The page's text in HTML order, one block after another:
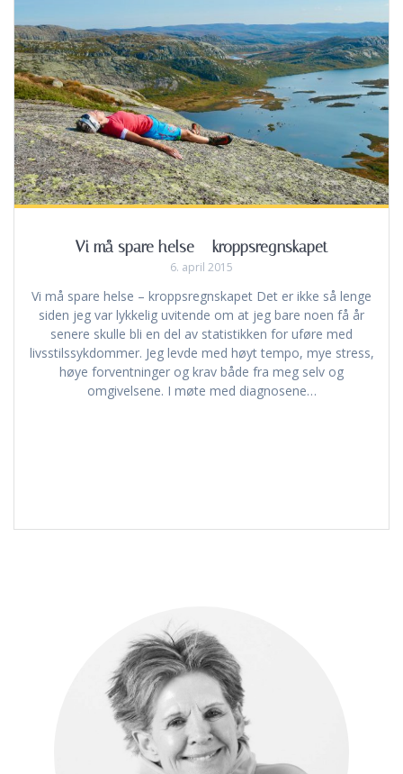
Vi må spare helse – kroppsregnskapet
6. april 2015
Vi må spare helse – kroppsregnskapet Det er ikke så lenge
siden jeg var lykkelig uvitende om at jeg bare noen få år
senere skulle bli en del av statistikken for uføre med
livsstilssykdommer. Jeg levde med høyt tempo, mye stress,
høye forventninger og krav både fra meg selv og
omgivelsene. I møte med diagnosene…